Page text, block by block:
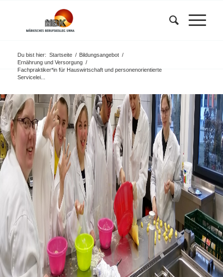
Du bist hier: Startseite / Bildungsangebot /
Ernährung und Versorgung /
Fachpraktiker*in für Hauswirtschaft und personenorientierte
Servicelei...